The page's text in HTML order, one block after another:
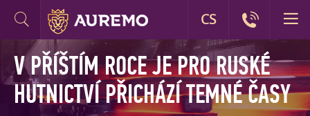
V PŘÍŠTÍM ROCE JE PRO RUSKÉ
HUTNICTVÍ PŘICHÁZÍ TEMNÉ ČASY
CS